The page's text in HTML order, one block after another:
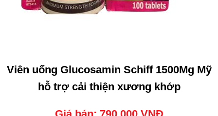
Viên uống Glucosamin Schiff 1500Mg Mỹ
hỗ trợ cải thiện xương khớp